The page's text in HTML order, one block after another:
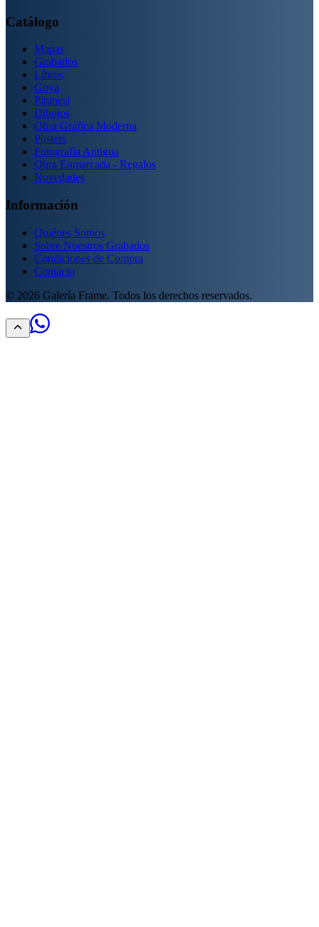
Catálogo
Mapas
Grabados
Libros
Goya
Piranesi
Dibujos
Obra Gráfica Moderna
Posters
Fotografía Antigua
Obra Enmarcada - Regalos
Novedades
Información
Quiénes Somos
Sobre Nuestros Grabados
Condiciones de Compra
Contacto
© 2026 Galería Frame. Todos los derechos reservados.